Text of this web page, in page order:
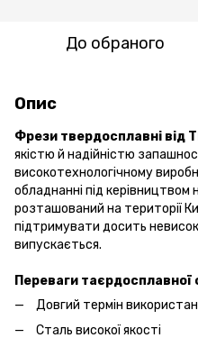
До обраного
Опис
Фрези твердосплавні від
якістю й надійністю
високотехнологічному
обладнанні під керівництвом
розташований на території
підтримувати досить
випускається.
Переваги таєрдосплавної
Довгий термін
Сталь високої якості